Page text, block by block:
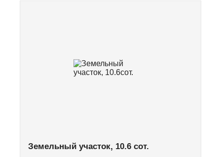
Земельный участок, 10.6 сот.